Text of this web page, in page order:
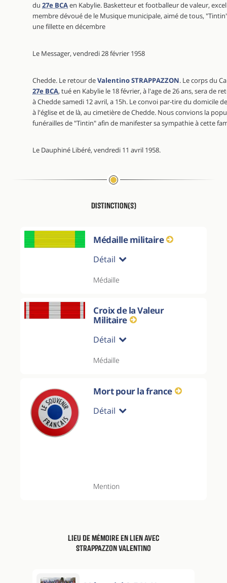
du 27e BCAen Kabylie. Basketteur et footballeur de valeur,
membre dévoué de le Musique municipale, aimé de tous,
une fillette en décembre
Le Messager, vendredi 28 février 1958
Chedde. Le retour deValentino STRAPPAZZON. Le corps du
27e BCA, tué en Kabylie le 18 février, à l'age de 26 ans, sera de
à Chedde samedi 12 avril, a 15h. Le convoi par-tire du domicile
à l'église et de là, au cimetière de Chedde. Nous convions la
funérailles de "Tintin" afin de manifester sa sympathie à cette
Le Dauphiné Libéré, vendredi 11 avril 1958.
Distinction(s)
Médaille militaire
Détail
Médaille
Croix de la Valeur
Militaire
Détail
Médaille
Mort pour la france
Détail
Mention
Lieu de mémoire en lien avec
STRAPPAZZON Valentino